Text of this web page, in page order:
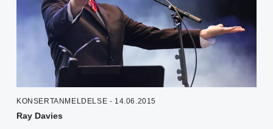
KONSERTANMELDELSE - 14.06.2015
Ray Davies